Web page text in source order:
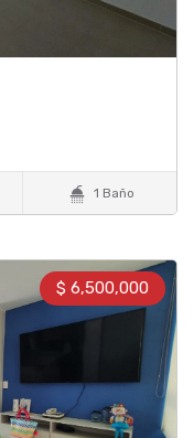
 1 Baño
$ 6,500,000